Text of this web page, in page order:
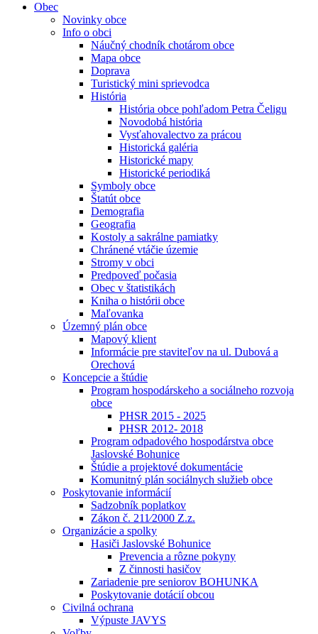
Obec
Novinky obce
Info o obci
Náučný chodník chotárom obce
Mapa obce
Doprava
Turistický mini sprievodca
História
História obce pohľadom Petra Čeligu
Novodobá história
Vysťahovalectvo za prácou
Historická galéria
Historické mapy
Historické periodiká
Symboly obce
Štatút obce
Demografia
Geografia
Kostoly a sakrálne pamiatky
Chránené vtáčie územie
Stromy v obci
Predpoveď počasia
Obec v štatistikách
Kniha o histórii obce
Maľovanka
Územný plán obce
Mapový klient
Informácie pre staviteľov na ul. Dubová a
Orechová
Koncepcie a štúdie
Program hospodárskeho a sociálneho rozvoja
obce
PHSR 2015 - 2025
PHSR 2012- 2018
Program odpadového hospodárstva obce
Jaslovské Bohunice
Štúdie a projektové dokumentácie
Komunitný plán sociálnych služieb obce
Poskytovanie informácií
Sadzobník poplatkov
Zákon č. 211⁄2000 Z.z.
Organizácie a spolky
Hasiči Jaslovské Bohunice
Prevencia a rôzne pokyny
Z činnosti hasičov
Zariadenie pre seniorov BOHUNKA
Poskytovanie dotácií obcou
Civilná ochrana
Výpuste JAVYS